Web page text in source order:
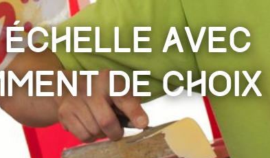
avec
de choix